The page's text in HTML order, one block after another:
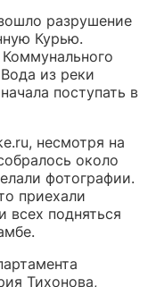
разрушение
Курью.
из реки
поступать в
несмотря на
около
фотографии.
приехали
всех подняться
Тихонова,